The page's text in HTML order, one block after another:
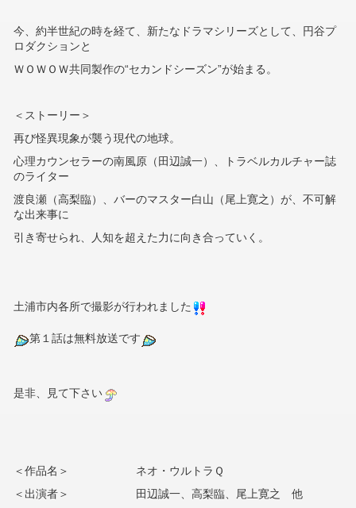
今、約半世紀の時を経て、新たなドラマシリーズとして、円谷プ
ロダクションと
ＷＯＷＯＷ共同製作の“セカンドシーズン”が始まる。
＜ストーリー＞
再び怪異現象が襲う現代の地球。
心理カウンセラーの南風原（田辺誠一）、トラベルカルチャー誌
のライター
渡良瀬（高梨臨）、バーのマスター白山（尾上寛之）が、不可解
な出来事に
引き寄せられ、人知を超えた力に向き合っていく。
土浦市内各所で撮影が行われました
第１話は無料放送です
是非、見て下さい
＜作品名＞ ネオ・ウルトラＱ
＜出演者＞ 田辺誠一、高梨臨、尾上寛之 他